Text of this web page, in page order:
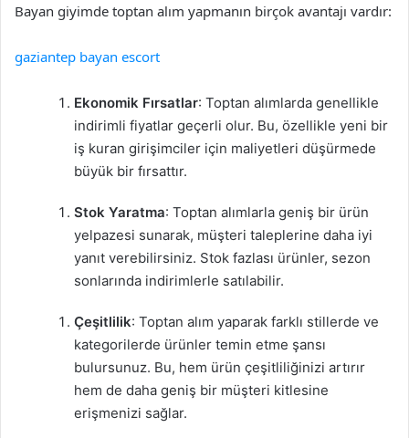
Bayan giyimde toptan alım yapmanın birçok avantajı vardır:
gaziantep bayan escort
Ekonomik Fırsatlar: Toptan alımlarda genellikle
indirimli fiyatlar geçerli olur. Bu, özellikle yeni bir
iş kuran girişimciler için maliyetleri düşürmede
büyük bir fırsattır.
Stok Yaratma: Toptan alımlarla geniş bir ürün
yelpazesi sunarak, müşteri taleplerine daha iyi
yanıt verebilirsiniz. Stok fazlası ürünler, sezon
sonlarında indirimlerle satılabilir.
Çeşitlilik: Toptan alım yaparak farklı stillerde ve
kategorilerde ürünler temin etme şansı
bulursunuz. Bu, hem ürün çeşitliliğinizi artırır
hem de daha geniş bir müşteri kitlesine
erişmenizi sağlar.